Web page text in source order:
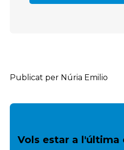
Publicat per Núria Emilio
Vols estar a l'última